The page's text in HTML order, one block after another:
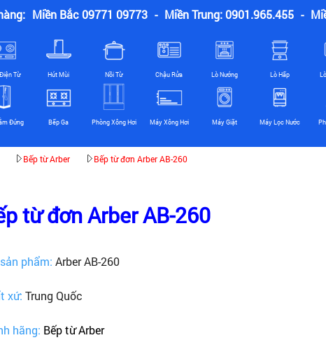
Miền Bắc 09771 09773 - Miền Trung: 0901.965.455 -
Từ Hút Mùi Nồi Từ Chậu Rửa Lò Nướng Lò Hấp
Đứng Bếp Ga Phòng Xông Hơi Máy Xông Hơi Máy Giặt Máy Lọc Nước
Bếp từ Arber Bếp từ đơn Arber AB-260
từ đơn Arber AB-260
phẩm: Arber AB-260
xứ: Trung Quốc
hãng: Bếp từ Arber